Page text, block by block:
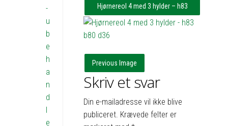
Hjørnereol 4 med 3 hylder – h83
b65x63 d36
Previous Image
Skriv et svar
Din e-mailadresse vil ikke blive
publiceret. Krævede felter er
-
u
b
e
h
a
n
d
l
e